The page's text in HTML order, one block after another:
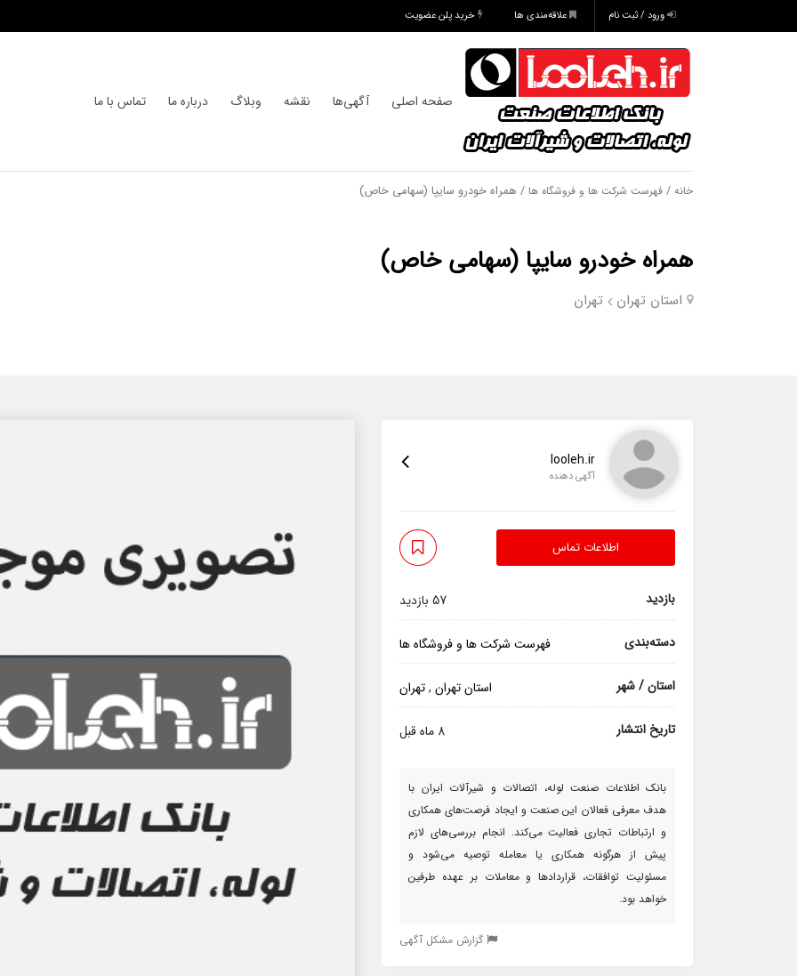
ورود / ثبت نام علاقه‌مندی ها خرید پلن عضویت
صفحه اصلی آگهی‌ها نقشه وبلاگ درباره ما تماس با ما
خانه / فهرست شرکت ها و فروشگاه ها / همراه خودرو سایپا (سهامی خاص)
همراه خودرو سایپا (سهامی خاص)
استان تهران تهران
looleh.ir
آگهی دهنده
اطلاعات تماس
بازدید 57 بازدید
دسته‌بندی فهرست شرکت ها و فروشگاه ها
استان / شهر استان تهران ,تهران
تاریخ انتشار 8 ماه قبل
بانک اطلاعات صنعت لوله، اتصالات و شیرآلات ایران با
هدف معرفی فعالان این صنعت و ایجاد فرصت‌های همکاری
و ارتباطات تجاری فعالیت می‌کند. انجام بررسی‌های لازم
پیش از هرگونه همکاری یا معامله توصیه می‌شود و
مسئولیت توافقات، قراردادها و معاملات بر عهده طرفین
خواهد بود.
گزارش مشکل آگهی